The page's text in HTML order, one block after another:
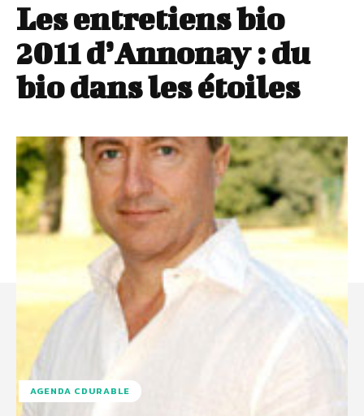
Les entretiens bio
2011 d’Annonay : du
bio dans les étoiles
AGENDA CDURABLE